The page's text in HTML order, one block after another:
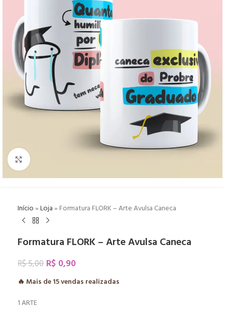
Click to enlarge
Início»Loja» Formatura FLORK – Arte Avulsa Caneca
Formatura FLORK – Arte Avulsa Caneca
R$5,00 R$ 0,90
🔥 Mais de15vendas realizadas
1 ARTE